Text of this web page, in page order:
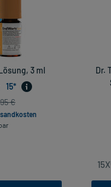
3 ml
4.6
15*
€
Dr.